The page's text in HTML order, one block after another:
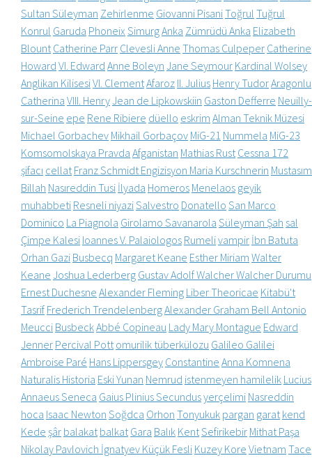
Sultan Süleyman Zehirlenme Giovanni PisaniToğrul Tuğrul
Konrul Garuda Phoneix SimurgAnka Zümrüdü Anka Elizabeth
Blount Catherine Parr Clevesli Anne Thomas Culpeper Catherine
Howard VI. Edward Anne Boleyn Jane Seymour Kardinal Wolsey
Anglikan KilisesiVI. ClementAfaroz II. Julius Henry TudorAragonlu
Catherina VIII. HenryJean de Lipkowskiin Gaston Defferre Neuilly-
sur-Seine epe Rene Ribiere düello eskrim Alman Teknik Müzesi
Michael Gorbachev Mikhail Gorbaçov MiG-21 Nummela MiG-23
Komsomolskaya Pravda Afganistan Mathias Rust Cessna 172
şifacı cellat Franz Schmidt Engizisyon Maria Kurschnerin Mustasım
Billah Nasıreddin Tusi İlyada Homeros Menelaos geyik
muhabbeti Resneli niyaziSalvestro Donatello San Marco
Dominico La Piagnola Girolamo Savanarola Süleyman Şah sal
Çimpe Kalesi Ioannes V. Palaiologos Rumelivampir İbn Batuta
Orhan Gazi Busbecq Margaret Keane Esther Miriam Walter
Keane Joshua Lederberg Gustav Adolf Walcher Walcher Durumu
Ernest Duchesne Alexander Fleming Liber Theoricae Kitabü't
Tasrif Frederich TrendelenbergAlexander Graham Bell Antonio
Meucci BusbeckAbbé Copineau Lady Mary Montague Edward
Jenner Percival Pott omurilik tüberkülozu Galileo Galilei
Ambroise Paré Hans Lippersgey Constantine Anna Komnena
Naturalis Historia Eski Yunan Nemrud istenmeyen hamilelik Lucius
Annaeus Seneca Gaius Plinius Secundusyerçelimi Nasreddin
hoca Isaac Newton Soğdca Orhon Tonyukuk pargan garat kend
Kede şâr balakat balkat Gara Balık KentSefirikebir Mithat Paşa
Nikolay Pavlovich İgnatyev Küçük Fesli Kuzey Kore Vietnam Tace